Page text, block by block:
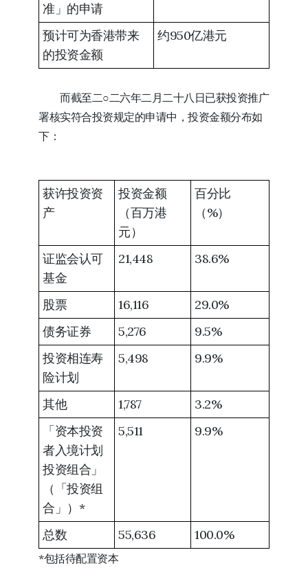
准」的申请
预计可为香港带来
的投资金额
约950亿港元
而截至二○二六年二月二十八日已获投资推广
署核实符合投资规定的申请中，投资金额分布如
下：
获许投资资
产
投资金额
（百万港
元）
百分比
（%）
证监会认可
基金
21,448 38.6%
股票 16,116
29.0%
债务证券
5,276
9.5%
投资相连寿
险计划
5,498 9.9%
其他 1,787
3.2%
「资本投资
者入境计划
投资组合」
（「投资组
合」）*
5,511 9.9%
总数 55,636 100.0%
*包括待配置资本